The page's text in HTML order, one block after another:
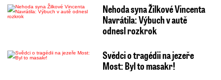
Nehoda syna Žilkové Vincenta
Navrátila: Výbuch v autě
odnesl rozkrok
Svědci o tragédii na jezeře
Most: Byl to masakr!